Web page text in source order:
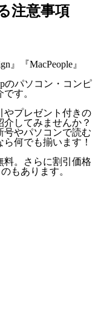
注意事項
』『MacPeople』
のパソコン・コンピ
す。
やプレゼント付きの
してみませんか？
号やパソコンで読む
何でも揃います！
料。さらに割引価格
もあります。